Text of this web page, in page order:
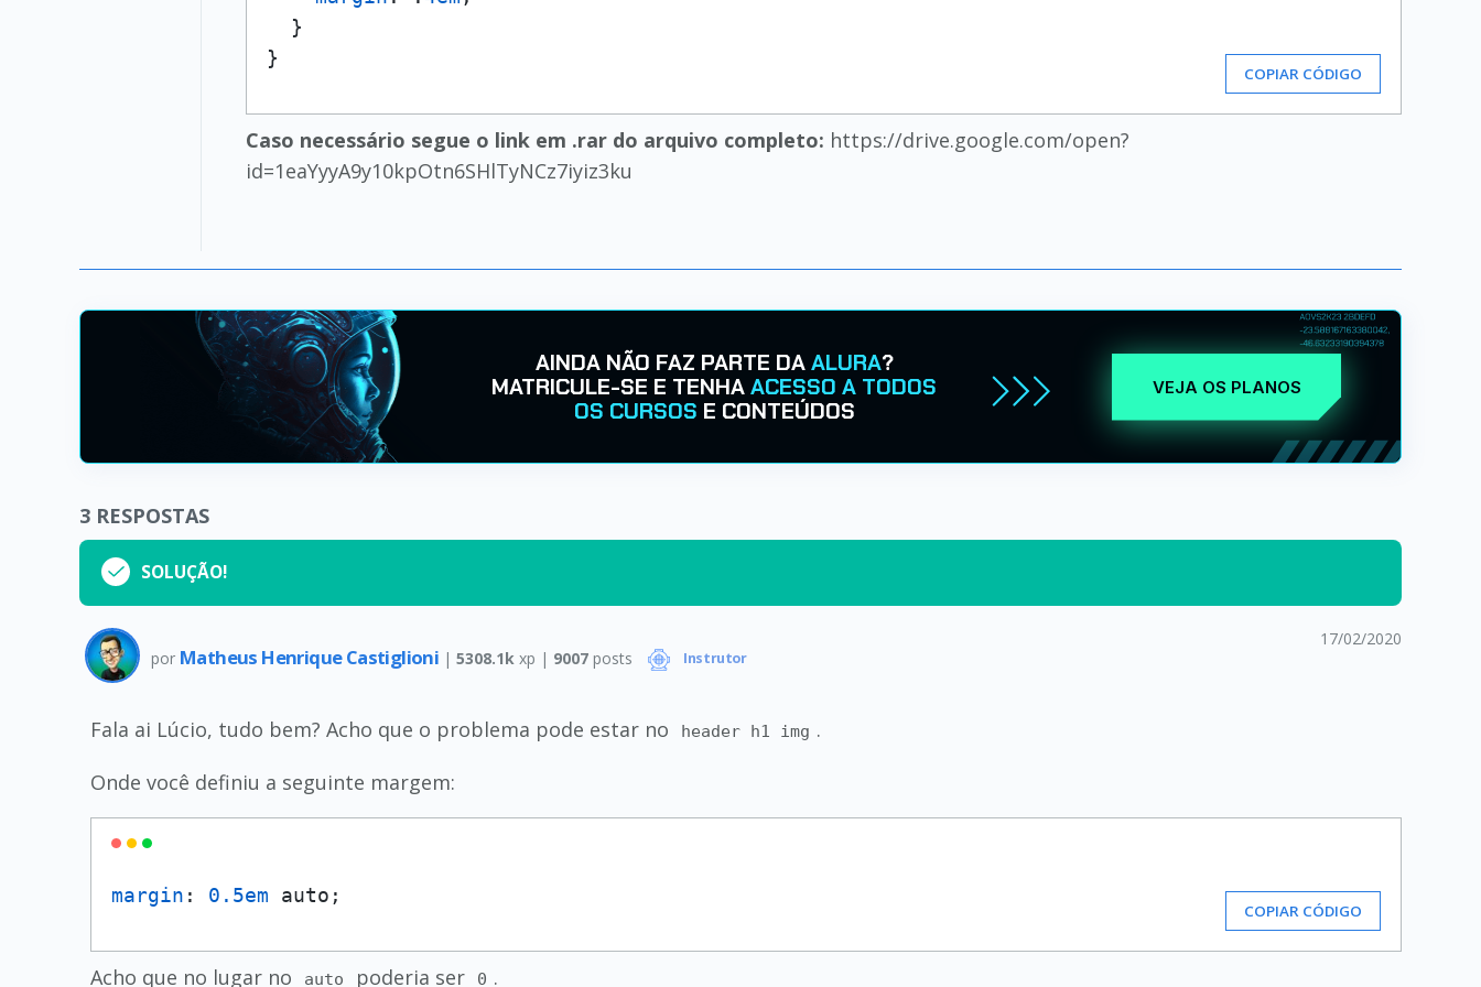
  }
}
COPIAR CÓDIGO
Caso necessário segue o link em .rar do arquivo completo: https://drive.google.com/open?
id=1eaYyyA9y10kpOtn6SHlTyNCz7iyiz3ku
AINDA NÃO FAZ PARTE DAALURA?
MATRICULE-SE E TENHAACESSO A TODOS
OS CURSOS E CONTEÚDOS
VEJA OS PLANOS
3 RESPOSTAS
SOLUÇÃO!
por Matheus Henrique Castiglioni | 5308.1k xp | 9007posts Instrutor
17/02/2020
Fala ai Lúcio, tudo bem? Acho que o problema pode estar no header h1 img .
Onde você definiu a seguinte margem:
margin : 0.5em auto;
COPIAR CÓDIGO
Acho que no lugar no auto poderia ser 0 .